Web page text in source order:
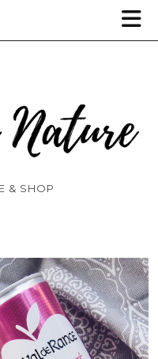
& SHOP